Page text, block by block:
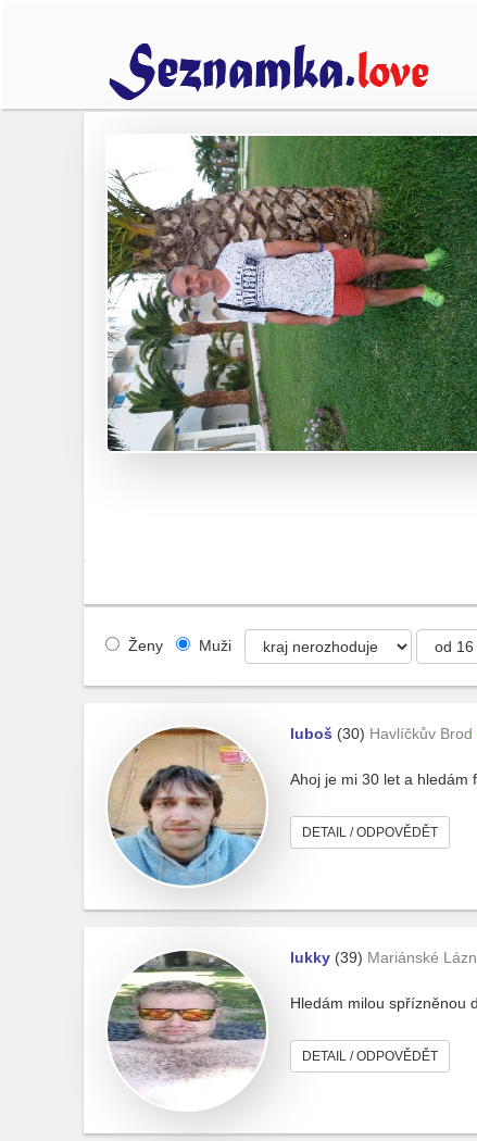
Ženy Muži
luboš (30) Havlíčkův Brod
Ahoj je mi 30 let a hledám
DETAIL / ODPOVĚDĚT
lukky (39) Mariánské
Hledám milou spřízněnou
DETAIL / ODPOVĚDĚT